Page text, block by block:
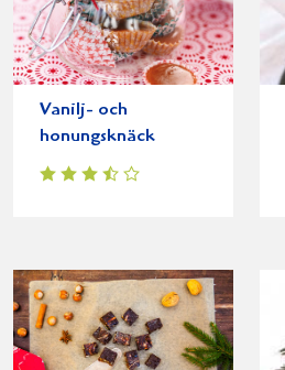
Vanilj- och
honungsknäck